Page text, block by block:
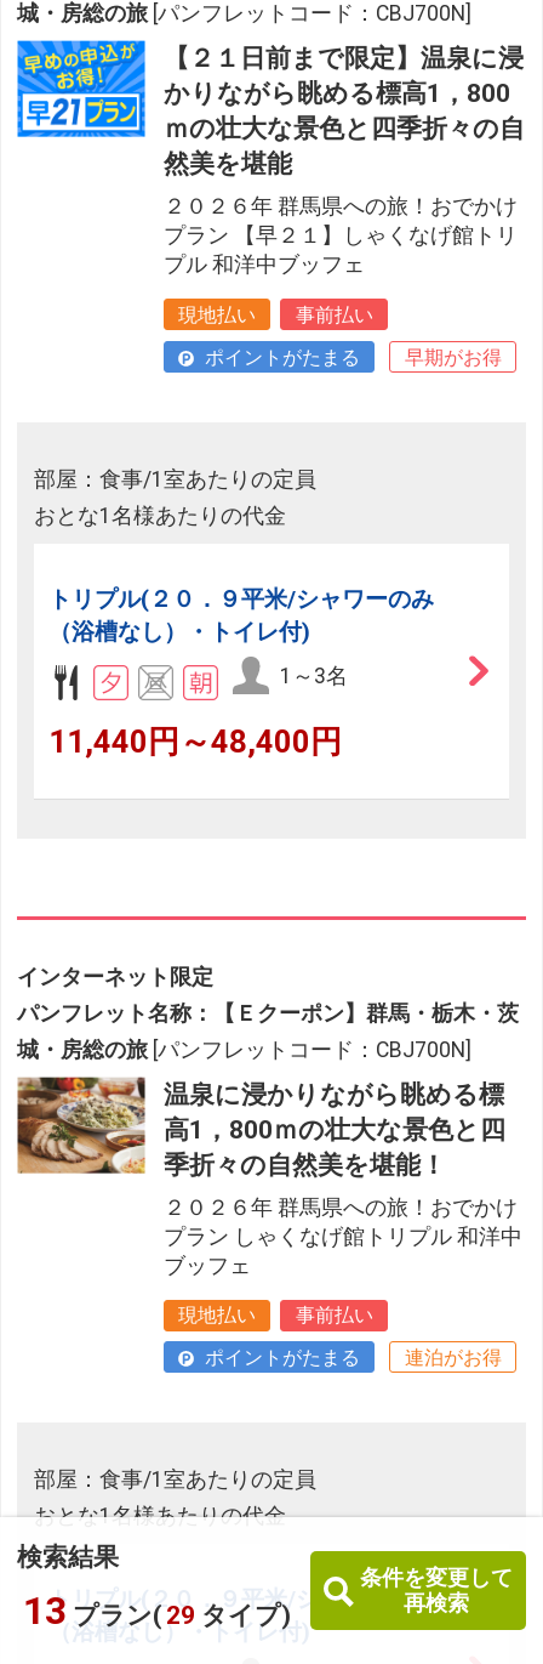
検索結果
13 プラン( 29 タイプ)
条件を変更して
再検索
城・房総の旅 [パンフレットコード：CBJ700N]
【２１日前まで限定】温泉に浸
かりながら眺める標高1，800
ｍの壮大な景色と四季折々の自
然美を堪能
２０２６年 群馬県への旅！おでかけ
プラン 【早２１】しゃくなげ館トリ
プル 和洋中ブッフェ
現地払い
事前払い
ポイントがたまる
早期がお得
部屋：食事/1室あたりの定員
おとな1名様あたりの代金
トリプル(２０．９平米/シャワーのみ
（浴槽なし）・トイレ付)
1～3名
11,440円～48,400円
インターネット限定
パンフレット名称：【Ｅクーポン】群馬・栃木・茨
城・房総の旅 [パンフレットコード：CBJ700N]
温泉に浸かりながら眺める標
高1，800ｍの壮大な景色と四
季折々の自然美を堪能！
２０２６年 群馬県への旅！おでかけ
プラン しゃくなげ館トリプル 和洋中
ブッフェ
現地払い
事前払い
ポイントがたまる
連泊がお得
部屋：食事/1室あたりの定員
おとな1名様あたりの代金
トリプル(２０．９平米/シャワーのみ
（浴槽なし）・トイレ付)